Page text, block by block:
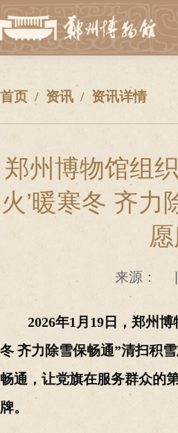
首页 资讯 资讯详情
郑州博物馆组
火’暖寒冬 齐力
来源：
2026年1月19日，郑州
冬 齐力除雪保畅通”清扫积
畅通，让党旗在服务群众的
牌。